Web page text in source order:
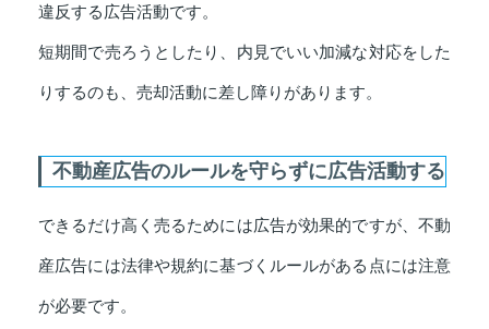
違反する広告活動です。
短期間で売ろうとしたり、内見でいい加減な対応をした
りするのも、売却活動に差し障りがあります。
不動産広告のルールを守らずに広告活動する
できるだけ高く売るためには広告が効果的ですが、不動
産広告には法律や規約に基づくルールがある点には注意
が必要です。